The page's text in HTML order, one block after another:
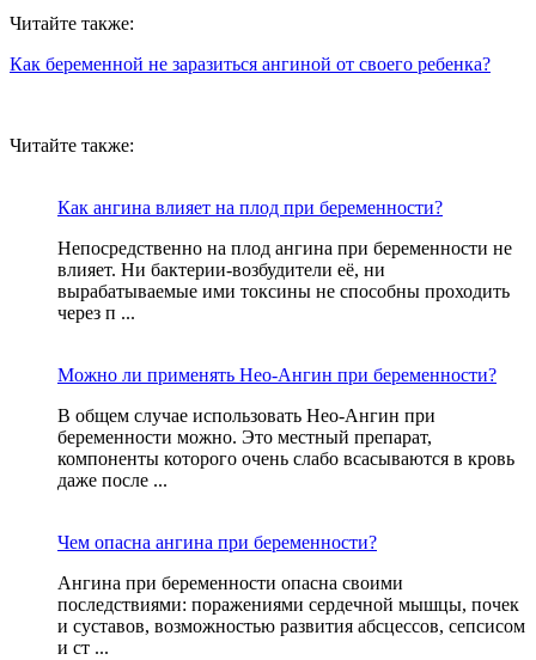
Читайте также:
Как беременной не заразиться ангиной от своего ребенка?
Читайте также:
Как ангина влияет на плод при беременности?
Непосредственно на плод ангина при беременности не
влияет. Ни бактерии-возбудители её, ни
вырабатываемые ими токсины не способны проходить
через п ...
Можно ли применять Нео-Ангин при беременности?
В общем случае использовать Нео-Ангин при
беременности можно. Это местный препарат,
компоненты которого очень слабо всасываются в кровь
даже после ...
Чем опасна ангина при беременности?
Ангина при беременности опасна своими
последствиями: поражениями сердечной мышцы, почек
и суставов, возможностью развития абсцессов, сепсисом
и ст ...